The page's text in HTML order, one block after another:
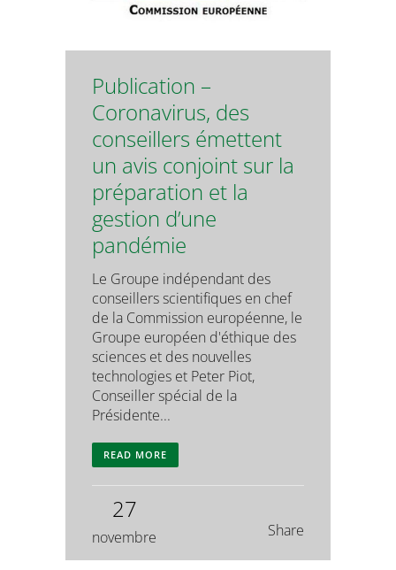
Publication –
Coronavirus, des
conseillers émettent
un avis conjoint sur la
préparation et la
gestion d’une
pandémie
Le Groupe indépendant des
conseillers scientifiques en chef
de la Commission européenne, le
Groupe européen d'éthique des
sciences et des nouvelles
technologies et Peter Piot,
Conseiller spécial de la
Présidente...
READ MORE
27
novembre Share